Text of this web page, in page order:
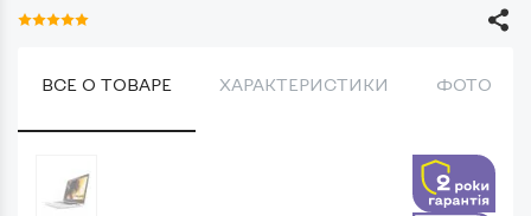
ВСЕ О ТОВАРЕ ХАРАКТЕРИСТИКИ ФОТО